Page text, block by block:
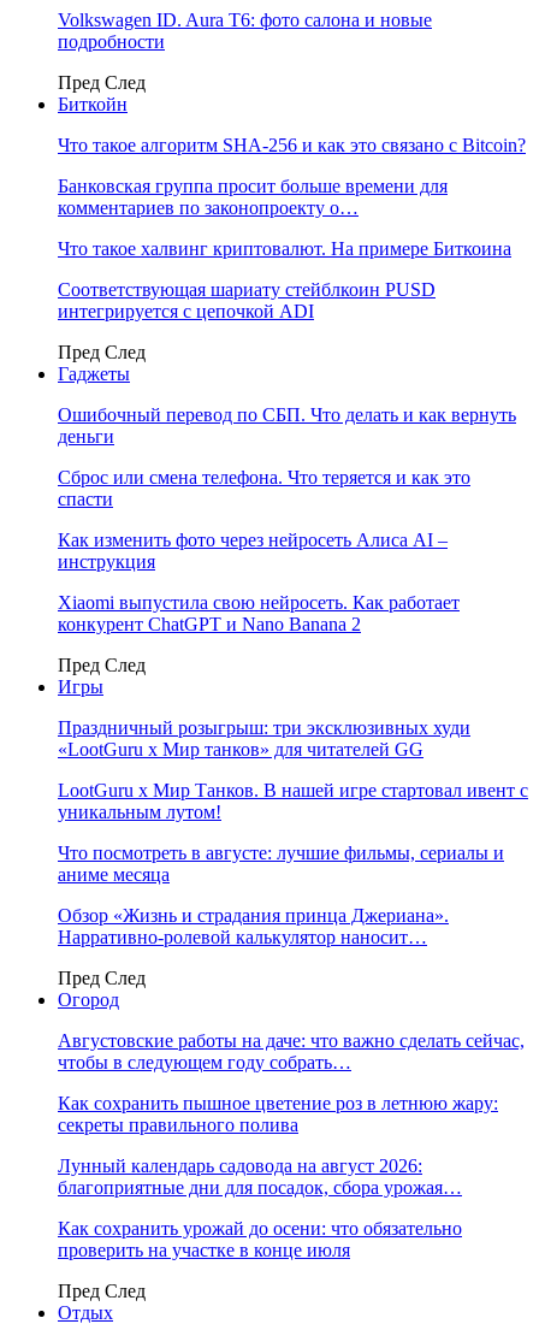
Volkswagen ID. Aura T6: фото салона и новые
подробности
Пред След
Биткойн
Что такое алгоритм SHA-256 и как это связано с Bitcoin?
Банковская группа просит больше времени для
комментариев по законопроекту о…
Что такое халвинг криптовалют. На примере Биткоина
Соответствующая шариату стейблкоин PUSD
интегрируется с цепочкой ADI
Пред След
Гаджеты
Ошибочный перевод по СБП. Что делать и как вернуть
деньги
Сброс или смена телефона. Что теряется и как это
спасти
Как изменить фото через нейросеть Алиса AI –
инструкция
Xiaomi выпустила свою нейросеть. Как работает
конкурент ChatGPT и Nano Banana 2
Пред След
Игры
Праздничный розыгрыш: три эксклюзивных худи
«LootGuru х Мир танков» для читателей GG
LootGuru x Мир Танков. В нашей игре стартовал ивент с
уникальным лутом!
Что посмотреть в августе: лучшие фильмы, сериалы и
аниме месяца
Обзор «Жизнь и страдания принца Джериана».
Нарративно-ролевой калькулятор наносит…
Пред След
Огород
Августовские работы на даче: что важно сделать сейчас,
чтобы в следующем году собрать…
Как сохранить пышное цветение роз в летнюю жару:
секреты правильного полива
Лунный календарь садовода на август 2026:
благоприятные дни для посадок, сбора урожая…
Как сохранить урожай до осени: что обязательно
проверить на участке в конце июля
Пред След
Отдых